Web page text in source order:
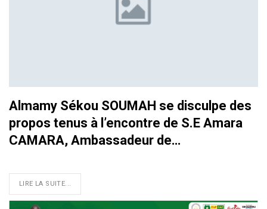
Almamy Sékou SOUMAH se disculpe des
propos tenus à l’encontre de S.E Amara
CAMARA, Ambassadeur de…
LIRE LA SUITE...